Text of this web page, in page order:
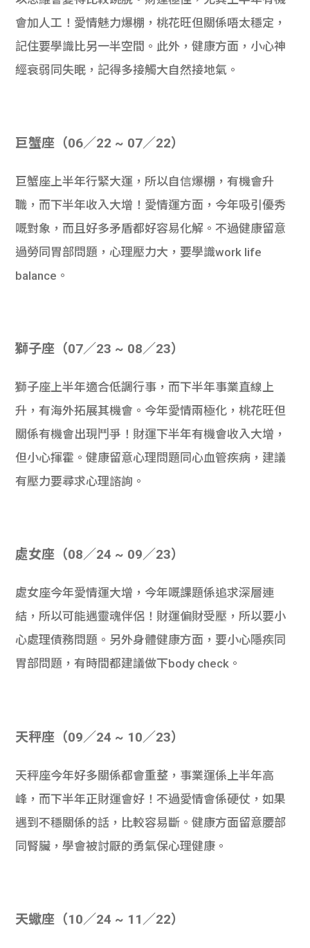
會加人工！愛情魅力爆棚，桃花旺但關係唔太穩定，
記住要學識比另一半空間。此外，健康方面，小心神
經衰弱同失眠，記得多接觸大自然接地氣。
巨蟹座（06／22 ~ 07／22）
巨蟹座上半年行緊大運，所以自信爆棚，有機會升
職，而下半年收入大增！愛情運方面，今年吸引優秀
嘅對象，而且好多矛盾都好容易化解。不過健康留意
過勞同胃部問題，心理壓力大，要學識work life
balance。
獅子座（07／23 ~ 08／23）
獅子座上半年適合低調行事，而下半年事業直線上
升，有海外拓展其機會。今年愛情兩極化，桃花旺但
關係有機會出現鬥爭！財運下半年有機會收入大增，
但小心揮霍。健康留意心理問題同心血管疾病，建議
有壓力要尋求心理諮詢。
處女座（08／24 ~ 09／23）
處女座今年愛情運大增，今年嘅課題係追求深層連
結，所以可能遇靈魂伴侶！財運偏財受壓，所以要小
心處理債務問題。另外身體健康方面，要小心隱疾同
胃部問題，有時間都建議做下body check。
天秤座（09／24 ~ 10／23）
天秤座今年好多關係都會重整，事業運係上半年高
峰，而下半年正財運會好！不過愛情會係硬仗，如果
遇到不穩關係的話，比較容易斷。健康方面留意腰部
同腎臟，學會被討厭的勇氣保心理健康。
天蠍座（10／24 ~ 11／22）